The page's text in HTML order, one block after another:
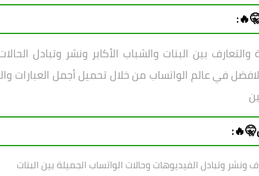
:
بين البنات والشباب الأكابر ونشر وتبادل
ل في عالم الواتساب من خلال تحميل أجمل العبارات
:
وتبادل الفيديوهات وحالات الواتساب الجميلة بين البنات